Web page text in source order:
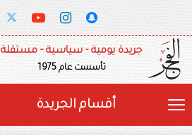
جريدة يومية - سياسية - مستقلة
تأسست عام 1975
أقسام الجريدة